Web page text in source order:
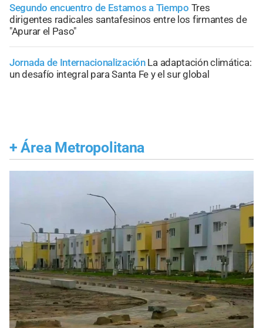
Segundo encuentro de Estamos a Tiempo Tres
dirigentes radicales santafesinos entre los firmantes de
"Apurar el Paso"
Jornada de Internacionalización La adaptación climática:
un desafío integral para Santa Fe y el sur global
+ Área Metropolitana